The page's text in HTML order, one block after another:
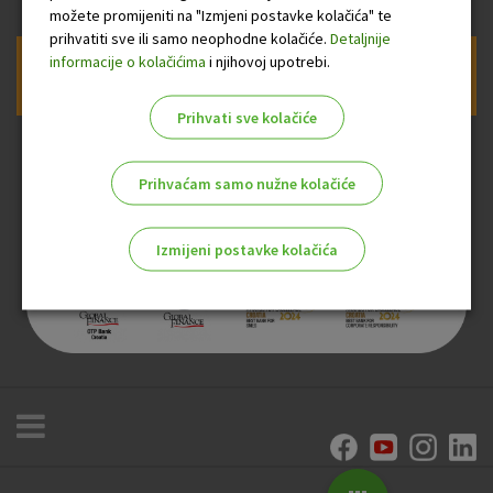
Prijava na newsletter OTP banke
možete promijeniti na "Izmjeni postavke kolačića" te
prihvatiti sve ili samo neophodne kolačiće. Detaljnije
informacije o kolačićima i njihovoj upotrebi.
Prihvati sve kolačiće
Prihvaćam samo nužne kolačiće
Izmijeni postavke kolačića
Nužni kolačići